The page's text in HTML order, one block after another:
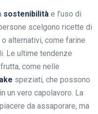
sostenibilità e l’uso di
scelgono ricette di
alternativi, come farine
Le ultime tendenze
come nelle
speziati, che possono
un vero capolavoro. La
da assaporare, ma